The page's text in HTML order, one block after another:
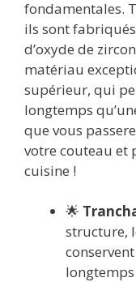
fondamentales.
ils sont
d’oxyde de
matériau
supérieur, qui
longtemps
que vous
votre couteau et
cuisine !
🌟
structure,